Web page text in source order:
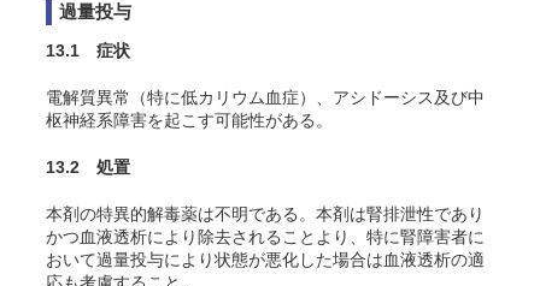
過量投与
13.1 症状
電解質異常（特に低カリウム血症）、アシドーシス及び中
枢神経系障害を起こす可能性がある。
13.2 処置
本剤の特異的解毒薬は不明である。本剤は腎排泄性であり
かつ血液透析により除去されることより、特に腎障害者に
おいて過量投与により状態が悪化した場合は血液透析の適